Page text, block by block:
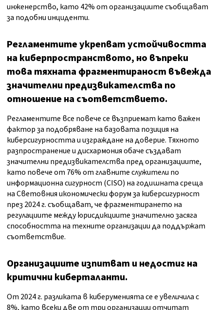
инженерство, като 42% от организациите съобщават
за подобни инциденти.
Регламентите укрепват устойчивостта
на киберпространството, но въпреки
това тяхната фрагментираност въвежда
значителни предизвикателства по
отношение на съответствието.
Регламентите все повече се възприемат като важен
фактор за подобряване на базовата позиция на
киберсигурността и изграждане на доверие. Тяхното
разпространение и дисхармония обаче създават
значителни предизвикателства пред организациите,
като повече от 76% от главните служители по
информационна сигурност (CISO) на годишната среща
на Световния икономически форум за киберсигурност
през 2024 г. съобщават, че фрагментирането на
регулациите между юрисдикциите значително засяга
способността на техните организации да поддържат
съответствие.
Организациите изпитват и недостиг на
критични киберталанти.
От 2024 г. разликата в киберуменията се е увеличила с
8%, като всеки две от три организации отчитат